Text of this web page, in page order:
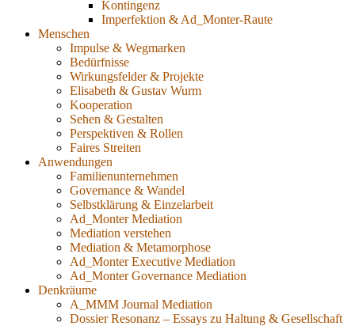
Kontingenz
Imperfektion & Ad_Monter-Raute
Menschen
Impulse & Wegmarken
Bedürfnisse
Wirkungsfelder & Projekte
Elisabeth & Gustav Wurm
Kooperation
Sehen & Gestalten
Perspektiven & Rollen
Faires Streiten
Anwendungen
Familienunternehmen
Governance & Wandel
Selbstklärung & Einzelarbeit
Ad_Monter Mediation
Mediation verstehen
Mediation & Metamorphose
Ad_Monter Executive Mediation
Ad_Monter Governance Mediation
Denkräume
A_MMM Journal Mediation
Dossier Resonanz – Essays zu Haltung & Gesellschaft